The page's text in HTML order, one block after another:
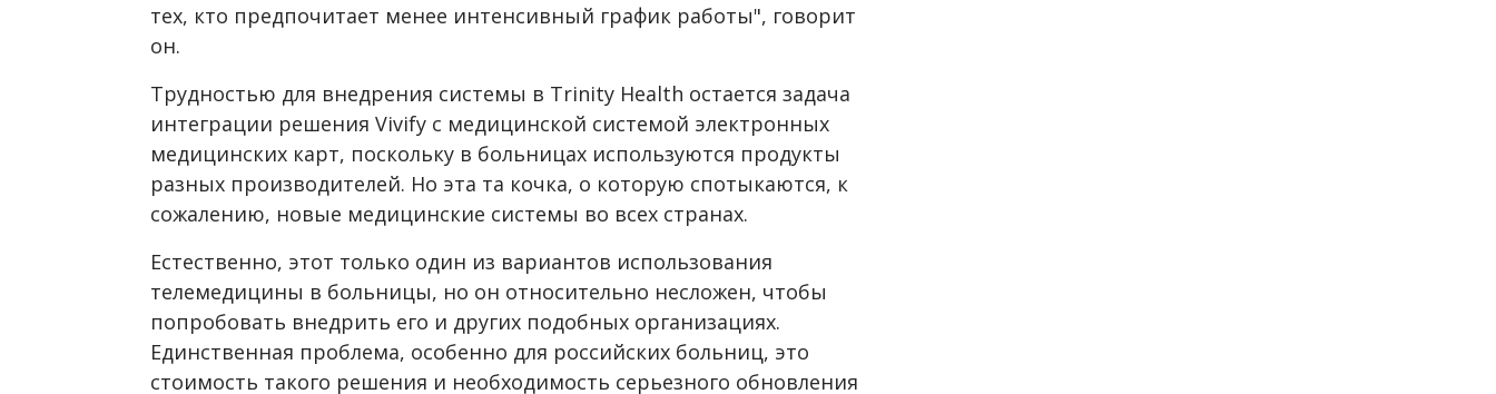
тех, кто предпочитает менее интенсивный график работы", говорит
он.
Трудностью для внедрения системы в Trinity Health остается задача
интеграции решения Vivify с медицинской системой электронных
медицинских карт, поскольку в больницах используются продукты
разных производителей. Но эта та кочка, о которую спотыкаются, к
сожалению, новые медицинские системы во всех странах.
Естественно, этот только один из вариантов использования
телемедицины в больницы, но он относительно несложен, чтобы
попробовать внедрить его и других подобных организациях.
Единственная проблема, особенно для российских больниц, это
стоимость такого решения и необходимость серьезного обновления